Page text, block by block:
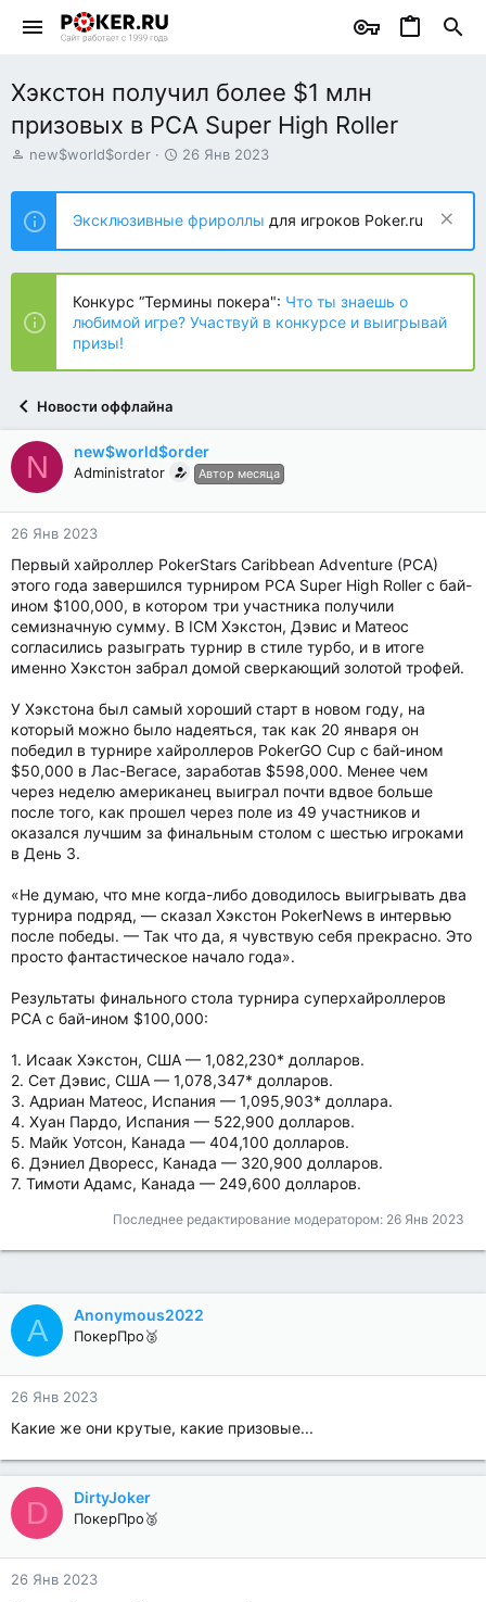
Хэкстон получил более $1 млн
призовых в PCA Super High Roller
А
т
о
р
т
е
ы
new$world$order
Д
т
н
а
ч
л
а
26 Янв 2023
Эксклюзивные фрироллы для игроков Poker.ru
Конкурс “Термины покера": Что ты знаешь о
любимой игре? Участвуй в конкурсе и выигрывай
призы!
Новости оффлайна
N new$world$order
Administrator Автор месяца
26 Янв 2023
Первый хайроллер PokerStars Caribbean Adventure (PCA)
этого года завершился турниром PCA Super High Roller с бай-
ином $100,000, в котором три участника получили
семизначную сумму. В ICM Хэкстон, Дэвис и Матеос
согласились разыграть турнир в стиле турбо, и в итоге
именно Хэкстон забрал домой сверкающий золотой трофей.
У Хэкстона был самый хороший старт в новом году, на
который можно было надеяться, так как 20 января он
победил в турнире хайроллеров PokerGO Cup с бай-ином
$50,000 в Лас-Вегасе, заработав $598,000. Менее чем
через неделю американец выиграл почти вдвое больше
после того, как прошел через поле из 49 участников и
оказался лучшим за финальным столом с шестью игроками
в День 3.
«Не думаю, что мне когда-либо доводилось выигрывать два
турнира подряд, — сказал Хэкстон PokerNews в интервью
после победы. — Так что да, я чувствую себя прекрасно. Это
просто фантастическое начало года».
Результаты финального стола турнира суперхайроллеров
PCA с бай-ином $100,000:
1. Исаак Хэкстон, США — 1,082,230* долларов.
2. Сет Дэвис, США — 1,078,347* долларов.
3. Адриан Матеос, Испания — 1,095,903* доллара.
4. Хуан Пардо, Испания — 522,900 долларов.
5. Майк Уотсон, Канада — 404,100 долларов.
6. Дэниел Дворесс, Канада — 320,900 долларов.
7. Тимоти Адамс, Канада — 249,600 долларов.
Последнее редактирование модератором: 26 Янв 2023
A Anonymous2022
ПокерПро🥈
26 Янв 2023
Какие же они крутые, какие призовые...
D DirtyJoker
ПокерПро🥈
26 Янв 2023